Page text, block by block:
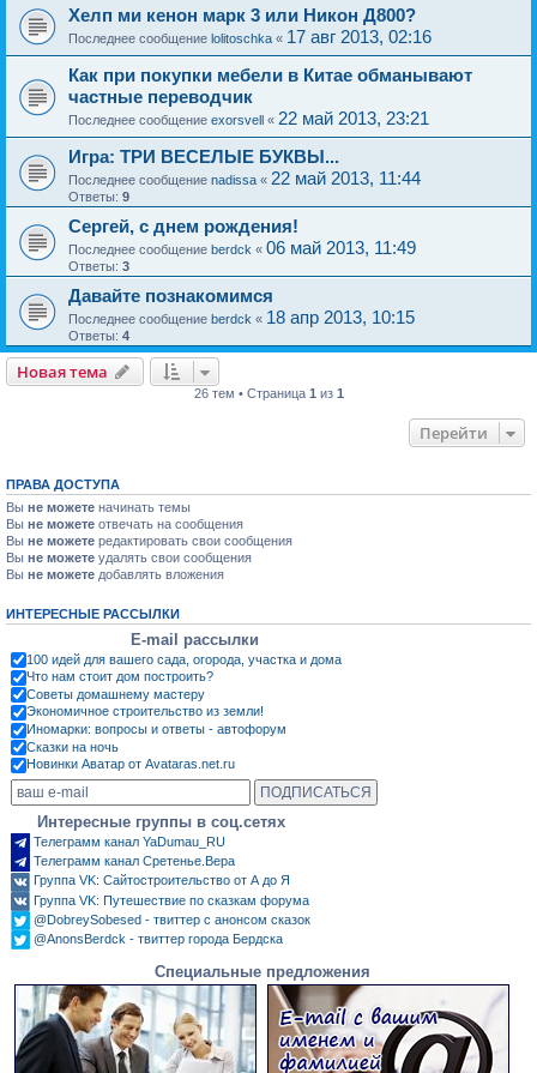
Хелп ми кенон марк 3 или Никон Д800?
Последнее сообщение lolitoschka « 17 авг 2013, 02:16
Как при покупки мебели в Китае обманывают
частные переводчик
Последнее сообщение exorsvell « 22 май 2013, 23:21
Игра: ТРИ ВЕСЕЛЫЕ БУКВЫ...
Последнее сообщение nadissa « 22 май 2013, 11:44
Ответы: 9
Сергей, с днем рождения!
Последнее сообщение berdck « 06 май 2013, 11:49
Ответы: 3
Давайте познакомимся
Последнее сообщение berdck « 18 апр 2013, 10:15
Ответы: 4
Новая тема
26 тем • Страница 1 из 1
Перейти
ПРАВА ДОСТУПА
Вы не можете начинать темы
Вы не можете отвечать на сообщения
Вы не можете редактировать свои сообщения
Вы не можете удалять свои сообщения
Вы не можете добавлять вложения
ИНТЕРЕСНЫЕ РАССЫЛКИ
E-mail рассылки
100 идей для вашего сада, огорода, участка и дома
Что нам стоит дом построить?
Советы домашнему мастеру
Экономичное строительство из земли!
Иномарки: вопросы и ответы - автофорум
Сказки на ночь
Новинки Аватар от Avataras.net.ru
Интересные группы в соц.сетях
Телеграмм канал YaDumau_RU
Телеграмм канал Сретенье.Вера
Группа VK: Сайтостроительство от А до Я
Группа VK: Путешествие по сказкам форума
@DobreySobesed - твиттер с анонсом сказок
@AnonsBerdck - твиттер города Бердска
Специальные предложения